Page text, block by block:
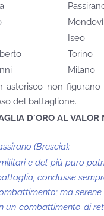
Mondovì
Iseo
Torino
Milano
asterisco non
del battaglione.
D'ORO AL VALOR
(Brescia):
e del più puro
condusse
ma
un combattimento di